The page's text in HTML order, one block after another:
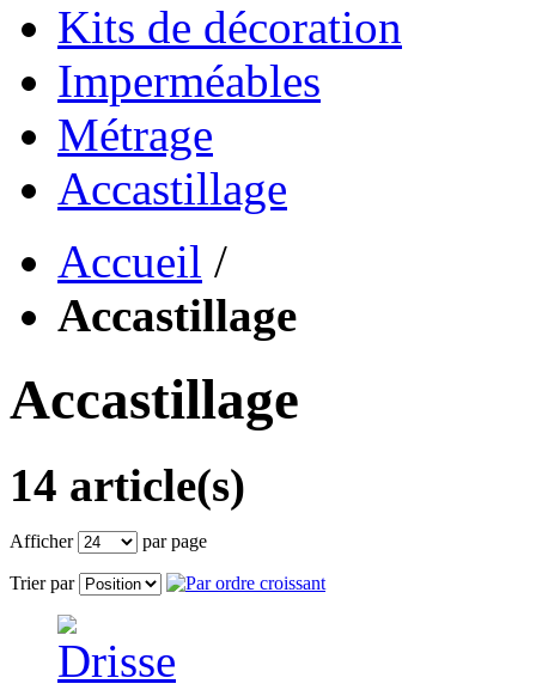
Kits de décoration
Imperméables
Métrage
Accastillage
Accueil /
Accastillage
Accastillage
14 article(s)
Afficher par page
Trier par